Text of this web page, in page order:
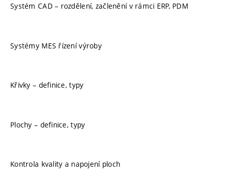
Systém CAD – rozdělení, začlenění v rámci ERP, PDM
Systémy MES řízení výroby
Křivky – definice, typy
Plochy – definice, typy
Kontrola kvality a napojení ploch